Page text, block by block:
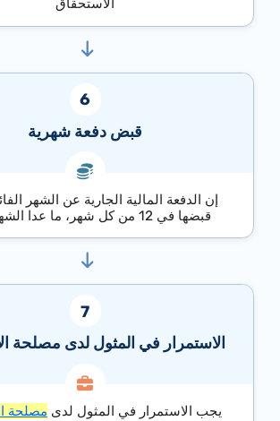
الاستحقاق
قبض دفعة شهرية
إن الدفعة المالية الجارية عن الشهر الفائت
قبضها في 12 من كل شهر، ما عدا الشهر الأول
الاستمرار في المثول لدى مصلحة
يجب الاستمرار في المثول لدىمصلحة